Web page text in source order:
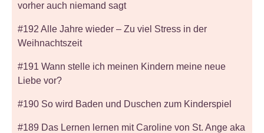
vorher auch niemand sagt
#192 Alle Jahre wieder – Zu viel Stress in der
Weihnachtszeit
#191 Wann stelle ich meinen Kindern meine neue
Liebe vor?
#190 So wird Baden und Duschen zum Kinderspiel
#189 Das Lernen lernen mit Caroline von St. Ange aka